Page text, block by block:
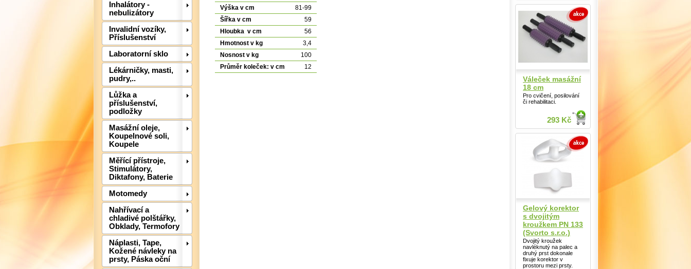
Inhalátory -
nebulizátory
Invalidní vozíky,
Příslušenství
Laboratorní sklo
Lékárničky, masti,
pudry,..
Lůžka a
příslušenství,
podložky
Masážní oleje,
Koupelnové soli,
Koupele
Měřící přístroje,
Stimulátory,
Diktafony, Baterie
Motomedy
Nahřívací a
chladivé polštářky,
Obklady, Termofory
Náplasti, Tape,
Kožené návleky na
prsty, Páska oční
Výška v cm
81-99
Šířka v cm
59
Hloubka v cm
56
Hmotnost v kg
3,4
Nosnost v kg
100
Průměr koleček: v cm
12
Váleček masážní
18 cm
Pro cvičení, posilování
či rehabilitaci.
293 Kč
Gelový korektor
s dvojitým
kroužkem PN 133
(Svorto s.r.o.)
Dvojitý kroužek
navléknutý na palec a
druhý prst dokonale
fixuje korektor v
prostoru mezi prsty.